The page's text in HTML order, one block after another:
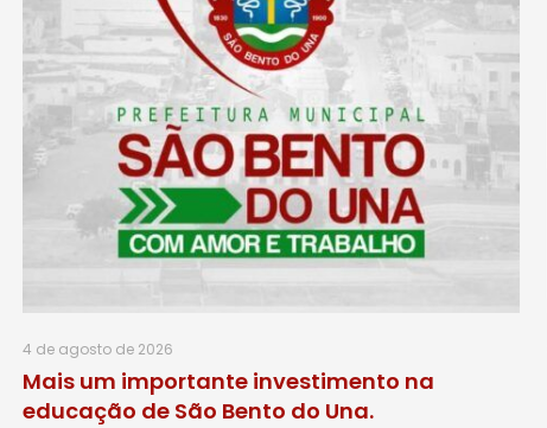
4 de agosto de 2026
Mais um importante investimento na
educação de São Bento do Una.